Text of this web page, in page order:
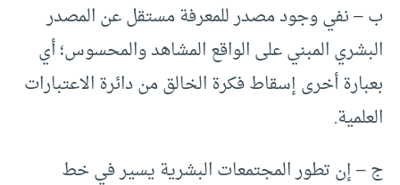
ب – نفي وجود مصدر للمعرفة مستقل عن المصدر
البشري المبني على الواقع المشاهد والمحسوس؛ أي
بعبارة أخرى إسقاط فكرة الخالق من دائرة الاعتبارات
العلمية.
ج – إن تطور المجتمعات البشرية يسير في خط